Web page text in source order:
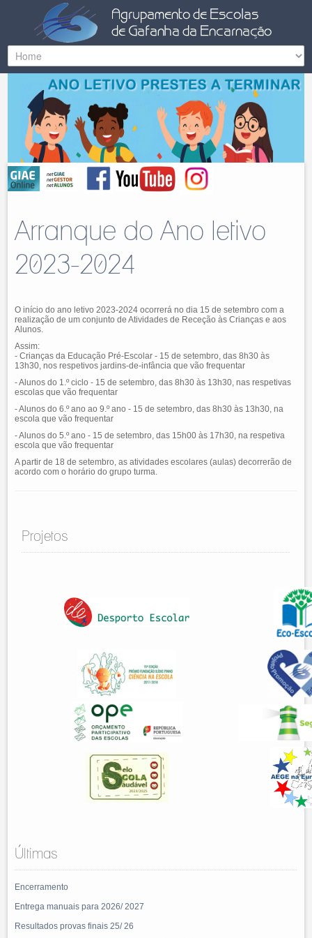
Arranque do Ano letivo
2023-2024
O início do ano letivo 2023-2024 ocorrerá no dia 15 de setembro com a
realização de um conjunto de Atividades de Receção às Crianças e aos
Alunos.
Assim:
- Crianças da Educação Pré-Escolar - 15 de setembro, das 8h30 às
13h30, nos respetivos jardins-de-infância que vão frequentar
- Alunos do 1.º ciclo - 15 de setembro, das 8h30 às 13h30, nas respetivas
escolas que vão frequentar
- Alunos do 6.º ano ao 9.º ano - 15 de setembro, das 8h30 às 13h30, na
escola que vão frequentar
- Alunos do 5.º ano - 15 de setembro, das 15h00 às 17h30, na respetiva
escola que vão frequentar
A partir de 18 de setembro, as atividades escolares (aulas) decorrerão de
acordo com o horário do grupo turma.
Projetos
Últimas
Encerramento
Entrega manuais para 2026/ 2027
Resultados provas finais 25/ 26